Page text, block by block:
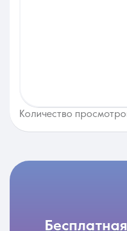
Количество
бесплатная консультация